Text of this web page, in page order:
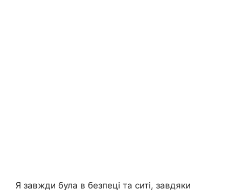
Я завжди була в безпеці та ситі, завдяки